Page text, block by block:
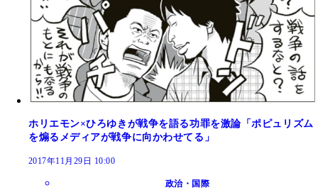
ホリエモン×ひろゆきが戦争を語る功罪を激論「ポピュリズム
を煽るメディアが戦争に向かわせてる」
2017年11月29日 10:00
政治・国際